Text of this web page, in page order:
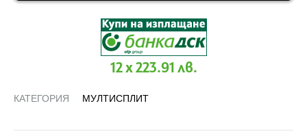
12 x 223.91 лв.
КАТЕГОРИЯ МУЛТИСПЛИТ